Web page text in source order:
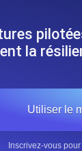
pour commencer.
la
Utiliser le
Inscrivez-vous